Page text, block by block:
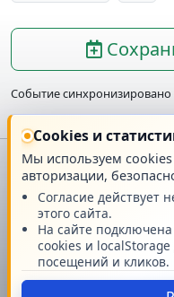
Событие синхронизировано
Главная О
Техподдержка
Поддержать
Cookies и
Мы используем cookies
авторизации,
Согласие действует
этого сайта.
На сайте
cookies и
посещений и кликов.